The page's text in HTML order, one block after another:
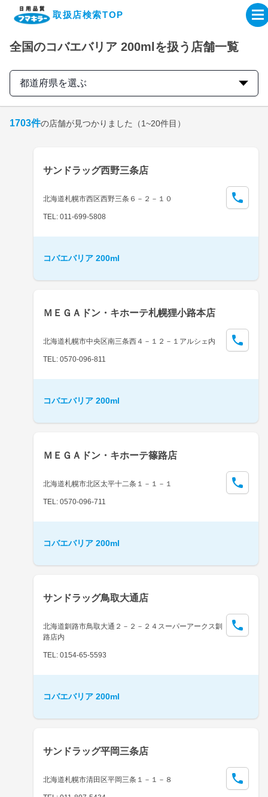
取扱店検索TOP
企業・IR情報サイト
製品情報サイト
オンラインショップ
全国のコバエバリア 200mlを扱う店舗一覧
都道府県を選ぶ
1703件の店舗が見つかりました （1~20件目）
サンドラッグ西野三条店
北海道札幌市西区西野三条６－２－１０
TEL: 011-699-5808
コバエバリア 200ml
ＭＥＧＡドン・キホーテ札幌狸小路本店
北海道札幌市中央区南三条西４－１２－１アルシェ内
TEL: 0570-096-811
コバエバリア 200ml
ＭＥＧＡドン・キホーテ篠路店
北海道札幌市北区太平十二条１－１－１
TEL: 0570-096-711
コバエバリア 200ml
サンドラッグ鳥取大通店
北海道釧路市鳥取大通２－２－２４スーパーアークス釧
路店内
TEL: 0154-65-5593
コバエバリア 200ml
サンドラッグ平岡三条店
北海道札幌市清田区平岡三条１－１－８